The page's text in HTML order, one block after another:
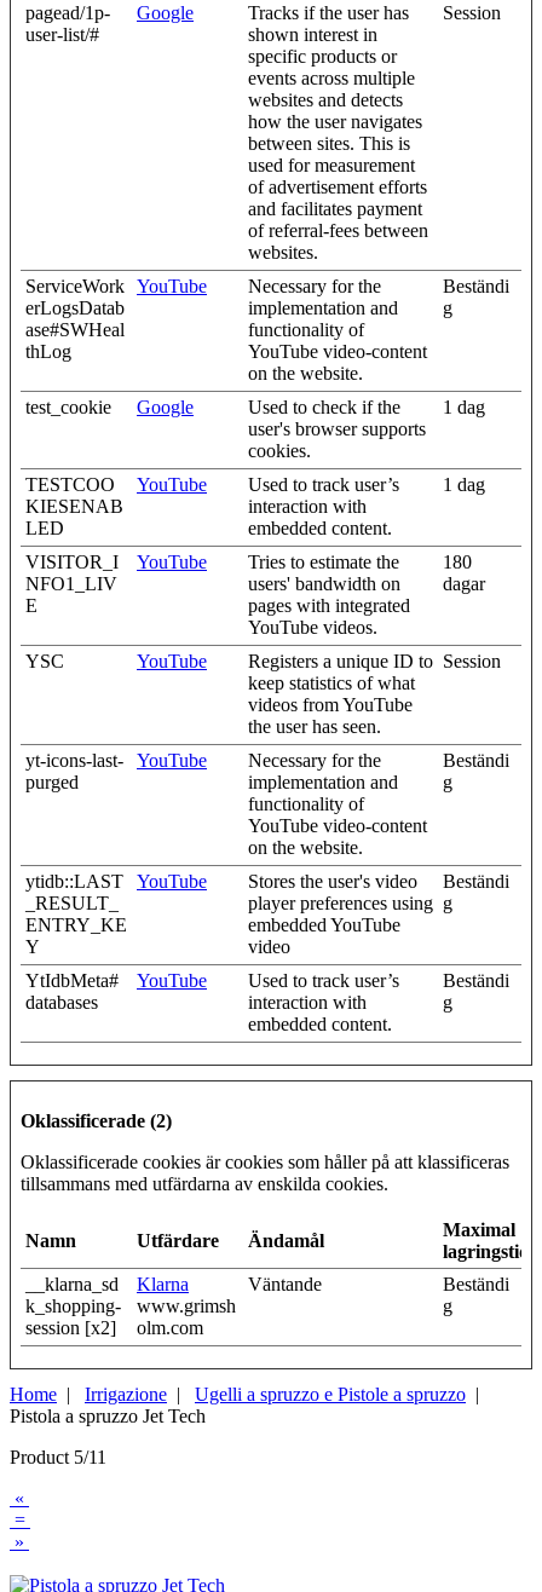
pagead/1p-
user-list/#
Google
Tracks if the user has
shown interest in
specific products or
events across multiple
websites and detects
how the user navigates
between sites. This is
used for measurement
of advertisement efforts
and facilitates payment
of referral-fees between
websites.
Session
ServiceWork
erLogsDatab
ase#SWHeal
thLog
YouTube
Necessary for the
implementation and
functionality of
YouTube video-content
on the website.
Beständi
g
test_cookie Google
Used to check if the
user's browser supports
cookies.
1 dag
TESTCOO
KIESENAB
LED
YouTube
Used to track user’s
interaction with
embedded content.
1 dag
VISITOR_I
NFO1_LIV
E
YouTube
Tries to estimate the
users' bandwidth on
pages with integrated
YouTube videos.
180
dagar
YSC YouTube
Registers a unique ID to
keep statistics of what
videos from YouTube
the user has seen.
Session
yt-icons-last-
purged
YouTube
Necessary for the
implementation and
functionality of
YouTube video-content
on the website.
Beständi
g
ytidb::LAST
_RESULT_
ENTRY_KE
Y
YouTube
Stores the user's video
player preferences using
embedded YouTube
video
Beständi
g
YtIdbMeta#
databases
YouTube
Used to track user’s
interaction with
embedded content.
Beständi
g
Oklassificerade (2)
Oklassificerade cookies är cookies som håller på att klassificeras
tillsammans med utfärdarna av enskilda cookies.
Namn Utfärdare Ändamål
Maximal
lagringstid
__klarna_sd
k_shopping-
session [x2]
Klarna
www.grimsh
olm.com
Väntande
Beständi
g
Home | Irrigazione | Ugelli a spruzzo e Pistole a spruzzo |
Pistola a spruzzo Jet Tech
Product 5/11
«
=
»